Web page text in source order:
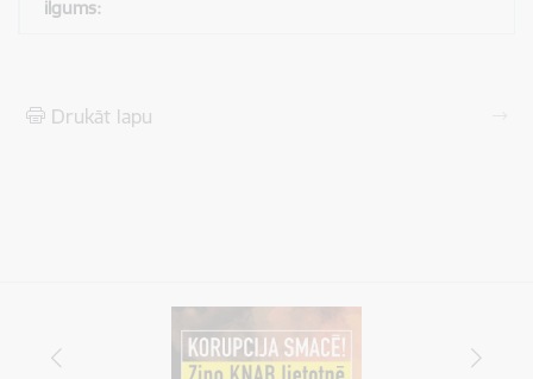
Drukāt lapu